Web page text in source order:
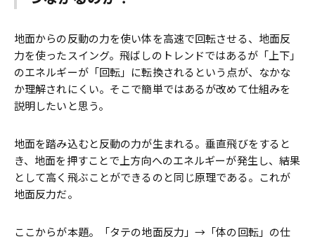
地面からの反動の力を使い体を高速で回転させる、地面反
力を使ったスイング。飛ばしのトレンドではあるが「上下」
のエネルギーが「回転」に転換されるという点が、なかな
か理解されにくい。そこで簡単ではあるが改めて仕組みを
説明したいと思う。
地面を踏み込むと反動の力が生まれる。垂直飛びをすると
き、地面を押すことで上方向へのエネルギーが発生し、結果
として高く飛ぶことができるのと同じ原理である。これが
地面反力だ。
ここからが本題。「タテの地面反力」→「体の回転」の仕